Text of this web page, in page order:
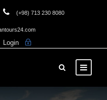
(+98) 713 230 8080
Login